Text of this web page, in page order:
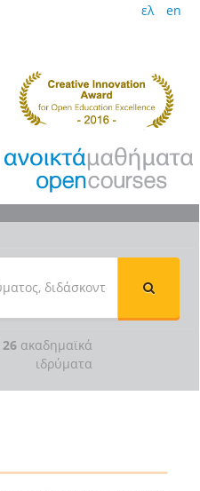
ελ en
26 ακαδημαϊκά
ιδρύματα